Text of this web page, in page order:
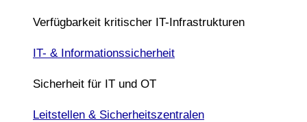
Verfügbarkeit kritischer IT-Infrastrukturen
IT- & Informationssicherheit
Sicherheit für IT und OT
Leitstellen & Sicherheitszentralen